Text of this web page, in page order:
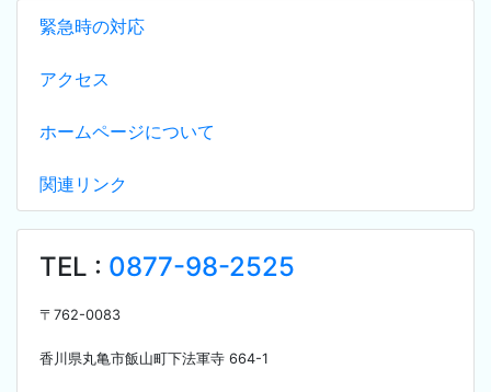
緊急時の対応
アクセス
ホームページについて
関連リンク
TEL : 0877-98-2525
〒 762-0083
香川県丸亀市飯山町下法軍寺 664-1